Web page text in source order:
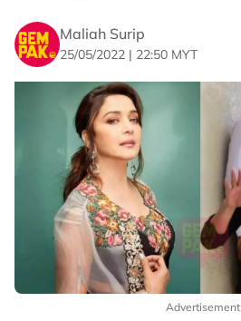
Maliah Surip
25/05/2022 | 22:50 MYT
Advertisement